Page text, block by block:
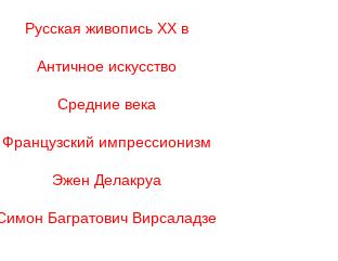
Русская живопись XX в
Античное искусство
Средние века
Французский импрессионизм
Эжен Делакруа
Багратович Вирсаладзе